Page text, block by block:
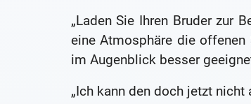
„Laden Sie Ihren Bruder zur
eine Atmosphäre die
im Augenblick besser
„Ich kann den doch jetzt nicht